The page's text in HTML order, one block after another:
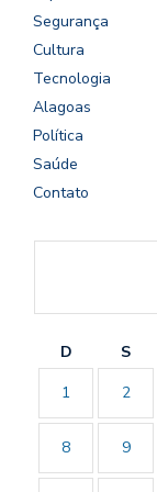
Segurança
Cultura
Tecnologia
Alagoas
Política
Saúde
Contato
D S
1
2
8 9